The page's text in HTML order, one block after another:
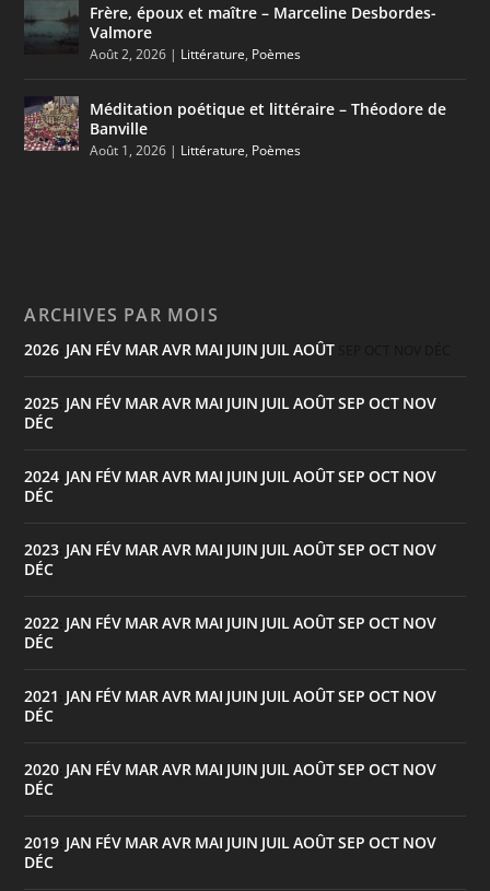
Frère, époux et maître – Marceline Desbordes-
Valmore
Août 2, 2026 | Littérature, Poèmes
Méditation poétique et littéraire – Théodore de
Banville
Août 1, 2026 | Littérature, Poèmes
ARCHIVES PAR MOIS
2026 JAN FÉV MARAVR MAI JUIN JUILAOÛT
2025 JAN FÉV MARAVR MAI JUIN JUILAOÛTSEP OCT NOV
DÉC
2024 JAN FÉV MARAVR MAI JUIN JUILAOÛTSEP OCT NOV
DÉC
2023 JAN FÉV MARAVR MAI JUIN JUILAOÛTSEP OCT NOV
DÉC
2022 JAN FÉV MARAVR MAI JUIN JUILAOÛTSEP OCT NOV
DÉC
2021 JAN FÉV MARAVR MAI JUIN JUILAOÛTSEP OCT NOV
DÉC
2020 JAN FÉV MARAVR MAI JUIN JUILAOÛTSEP OCT NOV
DÉC
2019 JAN FÉV MARAVR MAI JUIN JUILAOÛTSEP OCT NOV
DÉC